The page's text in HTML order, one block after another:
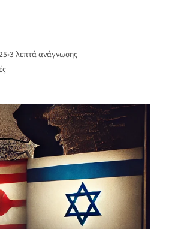
•3 λεπτά ανάγνωσης